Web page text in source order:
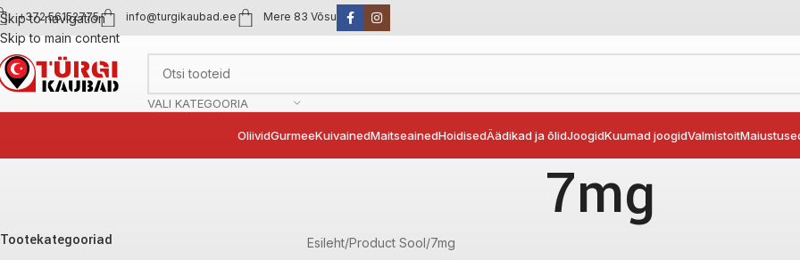
Skip to navigation
Skip to main content
+372 56152775 info@turgikaubad.ee Mere 83 Võsu
VALI KATEGOORIA
OliividGurmeeKuivainedMaitseainedHoidisedÄädikad ja õlidJoogidKuumad joogidValmistoit
7mg
Tootekategooriad Esileht Product Sool 7mg